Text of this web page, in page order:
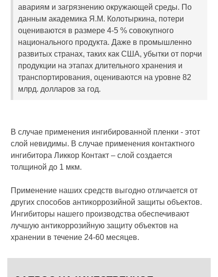
авариям и загрязнению окружающей среды. По
данным академика Я.М. Колотыркина, потери
оцениваются в размере 4-5 % совокупного
национального продукта. Даже в промышленно
развитых странах, таких как США, убытки от порчи
продукции на этапах длительного хранения и
транспортирования, оцениваются на уровне 82
млрд. долларов за год.
В случае применения ингибированной пленки - этот
слой невидимы. В случае применения контактного
ингибитора Ликкор Контакт – слой создается
толщиной до 1 мкм.
Применение наших средств выгодно отличается от
других способов антикоррозийной защиты объектов.
Ингибиторы нашего производства обеспечивают
лучшую антикоррозийную защиту объектов на
хранении в течение 24-60 месяцев.